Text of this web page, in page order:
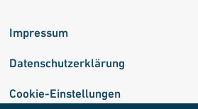
Impressum
Datenschutzerklärung
Cookie-Einstellungen